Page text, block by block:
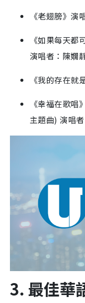
《老翅膀》演
《如果每天都
演唱者：陳嫺
《我的存在就
《幸福在歌唱
主題曲) 演唱
3. 最佳華